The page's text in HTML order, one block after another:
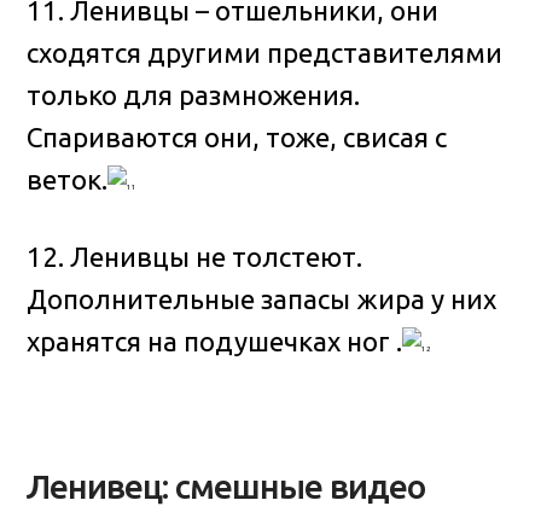
11. Ленивцы – отшельники, они
сходятся другими представителями
только для размножения.
Спариваются они, тоже, свисая с
веток.
12. Ленивцы не толстеют.
Дополнительные запасы жира у них
хранятся на подушечках ног .
Ленивец: смешные видео